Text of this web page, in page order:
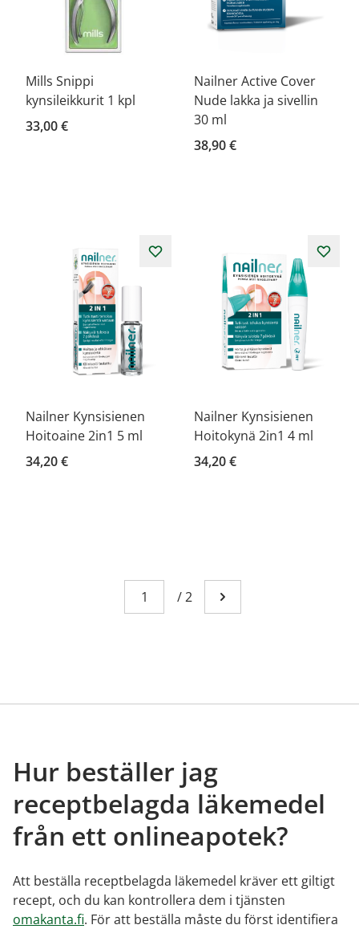
Mills Snippi
kynsileikkurit 1 kpl
33,00 €
Nailner Active Cover
Nude lakka ja sivellin
30 ml
38,90 €
Nailner Kynsisienen
Hoitoaine 2in1 5 ml
34,20 €
Nailner Kynsisienen
Hoitokynä 2in1 4 ml
34,20 €
Page
You're currently reading page 1
/2 Go to next page
Hur beställer jag
receptbelagda läkemedel
från ett onlineapotek?
Att beställa receptbelagda läkemedel kräver ett giltigt
recept, och du kan kontrollera dem i tjänsten
omakanta.fi. För att beställa måste du först identifiera